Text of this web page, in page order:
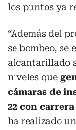
los puntos ya
“Además del
se bombeo, se
alcantarillado
niveles que
cámaras de
22 con
ha realizado